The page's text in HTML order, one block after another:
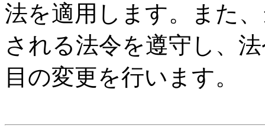
法を適用します。また
される法令を遵守し、
目の変更を行います。